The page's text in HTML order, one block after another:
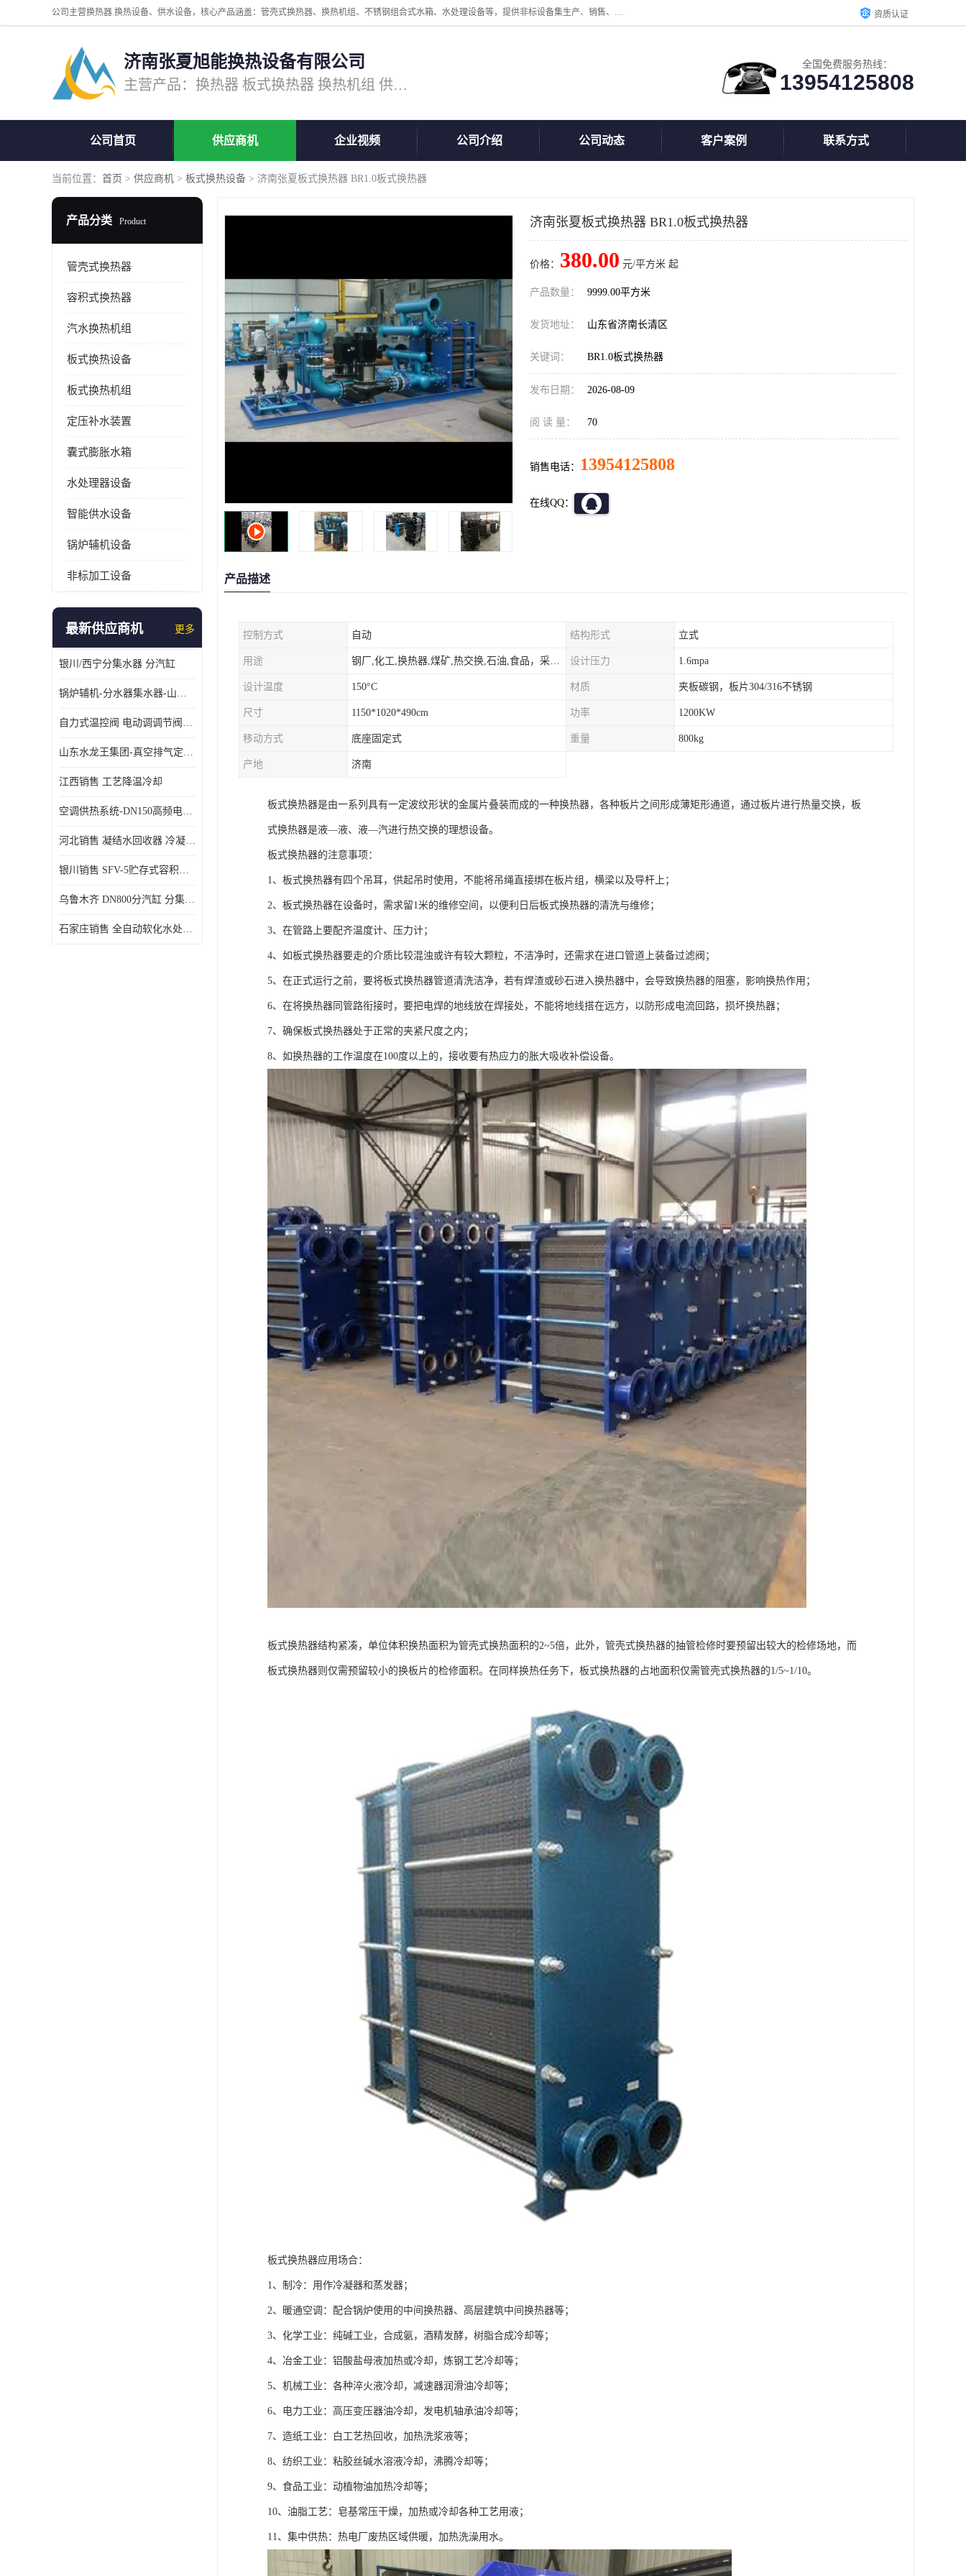
公司主营换热器.换热设备、供水设备，核心产品涵盖：管壳式换热器、换热机组、不锈钢组合式水箱、水处理设备等，提供非标设备集生产、销售、安装一体化服务，可满足全国酒店、学校、医院、商业综合体、工业项目等多场景换热与供水需求。 资质认证
济南张夏旭能换热设备有限公司
主营产品：换热器 板式换热器 换热机组 供水设备 水处理设备
全国免费服务热线：
13954125808
公司首页 供应商机 企业视频 公司介绍 公司动态 客户案例 联系方式
当前位置： 首页 > 供应商机 > 板式换热设备 > 济南张夏板式换热器 BR1.0板式换热器
产品分类 Product
管壳式换热器
容积式换热器
汽水换热机组
板式换热设备
板式换热机组
定压补水装置
囊式膨胀水箱
水处理器设备
智能供水设备
锅炉辅机设备
非标加工设备
最新供应商机 更多
银川/西宁分集水器 分汽缸
锅炉辅机-分水器集水器-山东龙源供热设备
自力式温控阀 电动调调节阀温控阀-济南张夏水暖设备
山东水龙王集团-真空排气定压机组
江西销售 工艺降温冷却
空调供热系统-DN150高频电子水除垢仪
河北销售 凝结水回收器 冷凝水回收器
银川销售 SFV-5贮存式容积式换热器
乌鲁木齐 DN800分汽缸 分集水器
石家庄销售 全自动软化水处理器
济南张夏板式换热器 BR1.0板式换热器
价格： 380.00 元/平方米 起
产品数量： 9999.00平方米
发货地址： 山东省济南长清区
关键词： BR1.0板式换热器
发布日期： 2026-08-09
阅 读 量： 70
销售电话： 13954125808
在线QQ：
产品描述
控制方式 自动 结构形式 立式
用途 钢厂,化工,换热器,煤矿,热交换,石油,食品，采暖.供热.空调。 设计压力 1.6mpa
设计温度 150°C 材质 夹板碳钢，板片304/316不锈钢
尺寸 1150*1020*490cm 功率 1200KW
移动方式 底座固定式 重量 800kg
产地 济南
板式换热器是由一系列具有一定波纹形状的金属片叠装而成的一种换热器，各种板片之间形成薄矩形通道，通过板片进行热量交换，板
式换热器是液—液、液—汽进行热交换的理想设备。
板式换热器的注意事项：
1、板式换热器有四个吊耳，供起吊时使用，不能将吊绳直接绑在板片组，横梁以及导杆上；
2、板式换热器在设备时，需求留1米的维修空间，以便利日后板式换热器的清洗与维修；
3、在管路上要配齐温度计、压力计；
4、如板式换热器要走的介质比较混浊或许有较大颗粒，不洁净时，还需求在进口管道上装备过滤阀；
5、在正式运行之前，要将板式换热器管道清洗洁净，若有焊渣或砂石进入换热器中，会导致换热器的阻塞，影响换热作用；
6、在将换热器同管路衔接时，要把电焊的地线放在焊接处，不能将地线搭在远方，以防形成电流回路，损坏换热器；
7、确保板式换热器处于正常的夹紧尺度之内；
8、如换热器的工作温度在100度以上的，接收要有热应力的胀大吸收补偿设备。
板式换热器结构紧凑，单位体积换热面积为管壳式换热面积的2~5倍，此外，管壳式换热器的抽管检修时要预留出较大的检修场地，而
板式换热器则仅需预留较小的换板片的检修面积。在同样换热任务下，板式换热器的占地面积仅需管壳式换热器的1/5~1/10。
板式换热器应用场合：
1、制冷：用作冷凝器和蒸发器；
2、暖通空调：配合锅炉使用的中间换热器、高层建筑中间换热器等；
3、化学工业：纯碱工业，合成氨，酒精发酵，树脂合成冷却等；
4、冶金工业：铝酸盐母液加热或冷却，炼钢工艺冷却等；
5、机械工业：各种淬火液冷却，减速器润滑油冷却等；
6、电力工业：高压变压器油冷却，发电机轴承油冷却等；
7、造纸工业：白工艺热回收，加热洗浆液等；
8、纺织工业：粘胶丝碱水溶液冷却，沸腾冷却等；
9、食品工业：动植物油加热冷却等；
10、油脂工艺：皂基常压干燥，加热或冷却各种工艺用液；
11、集中供热：热电厂废热区域供暖，加热洗澡用水。